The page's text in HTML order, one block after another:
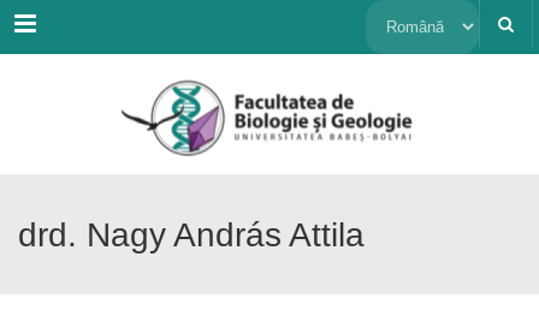
Menu Alege
limbă
drd. Nagy András Attila